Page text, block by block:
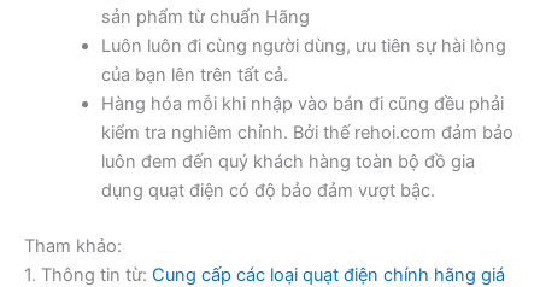
sản phẩm từ chuẩn Hãng
Luôn luôn đi cùng người dùng, ưu tiên sự hài lòng
của bạn lên trên tất cả.
Hàng hóa mỗi khi nhập vào bán đi cũng đều phải
kiểm tra nghiêm chỉnh. Bởi thế rehoi.com đảm bảo
luôn đem đến quý khách hàng toàn bộ đồ gia
dụng quạt điện có độ bảo đảm vượt bậc.
Tham khảo:
1. Thông tin từ: Cung cấp các loại quạt điện chính hãng giá